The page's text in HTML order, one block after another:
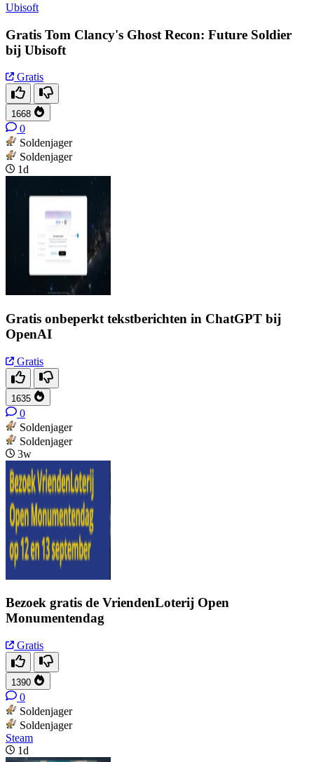
Ubisoft
Gratis Tom Clancy's Ghost Recon: Future Soldier
bij Ubisoft
Gratis
1668
0
Soldenjager
Soldenjager
1d
Gratis onbeperkt tekstberichten in ChatGPT bij
OpenAI
Gratis
1635
0
Soldenjager
Soldenjager
3w
Bezoek gratis de VriendenLoterij Open
Monumentendag
Gratis
1390
0
Soldenjager
Soldenjager
Steam
1d